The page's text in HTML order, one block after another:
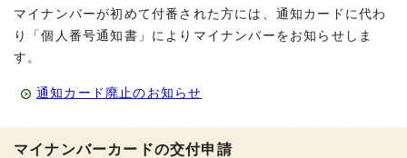
マイナンバーが初めて付番された方には、通知カードに代わ
り「個人番号通知書」によりマイナンバーをお知らせしま
す。
通知カード廃止のお知らせ
マイナンバーカードの交付申請